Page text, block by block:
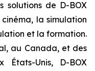
solutions de D-BOX
la simulation
et la formation.
au Canada, et des
Unis, D-BOX